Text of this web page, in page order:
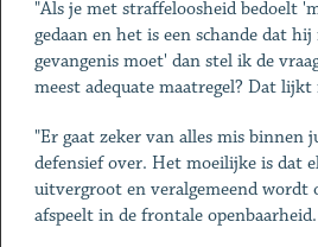
"Als je met straffeloosheid bedoelt
gedaan en het is een schande dat
gevangenis moet' dan stel ik de
meest adequate maatregel? Dat
"Er gaat zeker van alles mis binnen
defensief over. Het moeilijke is dat
uitvergroot en veralgemeend wordt
afspeelt in de frontale openbaarheid.